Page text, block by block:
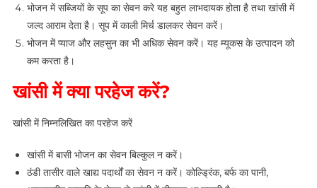
भोजन में सब्जियों के सूप का सेवन करे यह बहुत लाभदायक होता है तथा खांसी में
जल्द आराम देता है। सूप में काली मिर्च डालकर सेवन करें।
भोजन में प्याज और लहसुन का भी अधिक सेवन करें। यह म्यूकस के उत्पादन को
कम करता है।
खांसी में क्या परहेज करें?
खांसी में निम्नलिखित का परहेज करें
खांसी में बासी भोजन का सेवन बिल्कुल न करें।
ठंडी तासीर वाले खाद्य पदार्थों का सेवन न करें। कोल्ड्रिंक, बर्फ का पानी,